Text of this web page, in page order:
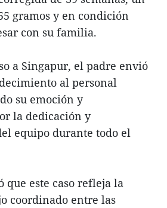
gramos y en condición
con su familia.
a Singapur, el padre envió
al personal
su emoción y
la dedicación y
equipo durante todo el
que este caso refleja la
coordinado entre las